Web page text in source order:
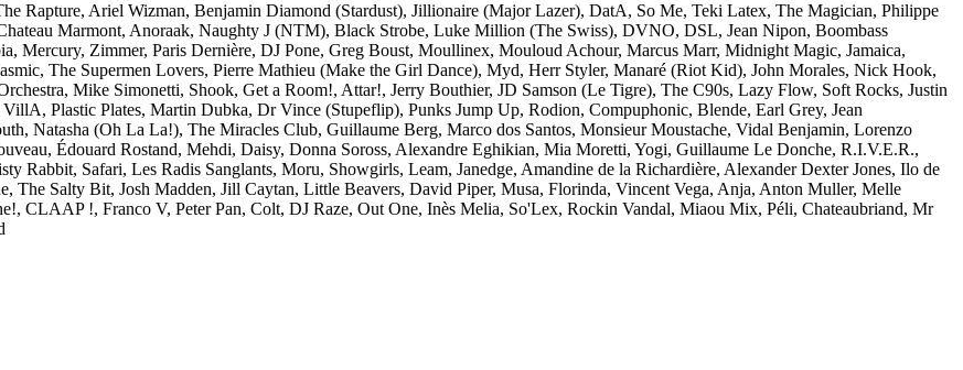
Rapture, Ariel Wizman, Benjamin Diamond (Stardust), Jillionaire (Major Lazer), DatA, So Me, Teki Latex, The Magician, Philippe
Marmont, Anoraak, Naughty J (NTM), Black Strobe, Luke Million (The Swiss), DVNO, DSL, Jean Nipon, Boombass
Mercury, Zimmer, Paris Dernière, DJ Pone, Greg Boust, Moullinex, Mouloud Achour, Marcus Marr, Midnight Magic, Jamaica,
The Supermen Lovers, Pierre Mathieu (Make the Girl Dance), Myd, Herr Styler, Manaré (Riot Kid), John Morales, Nick Hook,
Mike Simonetti, Shook, Get a Room!, Attar!, Jerry Bouthier, JD Samson (Le Tigre), The C90s, Lazy Flow, Soft Rocks, Justin
Plastic Plates, Martin Dubka, Dr Vince (Stupeflip), Punks Jump Up, Rodion, Compuphonic, Blende, Earl Grey, Jean
Natasha (Oh La La!), The Miracles Club, Guillaume Berg, Marco dos Santos, Monsieur Moustache, Vidal Benjamin, Lorenzo
Édouard Rostand, Mehdi, Daisy, Donna Soross, Alexandre Eghikian, Mia Moretti, Yogi, Guillaume Le Donche, R.I.V.E.R.,
Rabbit, Safari, Les Radis Sanglants, Moru, Showgirls, Leam, Janedge, Amandine de la Richardière, Alexander Dexter Jones, Ilo de
The Salty Bit, Josh Madden, Jill Caytan, Little Beavers, David Piper, Musa, Florinda, Vincent Vega, Anja, Anton Muller, Melle
CLAAP !, Franco V, Peter Pan, Colt, DJ Raze, Out One, Inès Melia, So'Lex, Rockin Vandal, Miaou Mix, Péli, Chateaubriand, Mr